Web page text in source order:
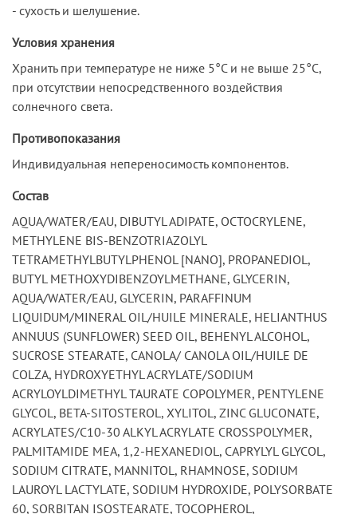
- сухость и шелушение.
Условия хранения
Хранить при температуре не ниже 5°С и не выше 25°С,
при отсутствии непосредственного воздействия
солнечного света.
Противопоказания
Индивидуальная непереносимость компонентов.
Состав
AQUA/WATER/EAU, DIBUTYL ADIPATE, OCTOCRYLENE,
METHYLENE BIS-BENZOTRIAZOLYL
TETRAMETHYLBUTYLPHENOL [NANO], PROPANEDIOL,
BUTYL METHOXYDIBENZOYLMETHANE, GLYCERIN,
AQUA/WATER/EAU, GLYCERIN, PARAFFINUM
LIQUIDUM/MINERAL OIL/HUILE MINERALE, HELIANTHUS
ANNUUS (SUNFLOWER) SEED OIL, BEHENYL ALCOHOL,
SUCROSE STEARATE, CANOLA/ CANOLA OIL/HUILE DE
COLZA, HYDROXYETHYL ACRYLATE/SODIUM
ACRYLOYLDIMETHYL TAURATE COPOLYMER, PENTYLENE
GLYCOL, BETA-SITOSTEROL, XYLITOL, ZINC GLUCONATE,
ACRYLATES/C10-30 ALKYL ACRYLATE CROSSPOLYMER,
PALMITAMIDE MEA, 1,2-HEXANEDIOL, CAPRYLYL GLYCOL,
SODIUM CITRATE, MANNITOL, RHAMNOSE, SODIUM
LAUROYL LACTYLATE, SODIUM HYDROXIDE, POLYSORBATE
60, SORBITAN ISOSTEARATE, TOCOPHEROL,